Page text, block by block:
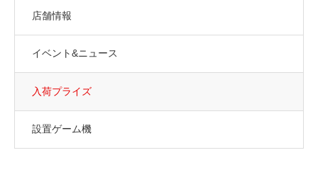
店舗情報
イベント&ニュース
入荷プライズ
設置ゲーム機